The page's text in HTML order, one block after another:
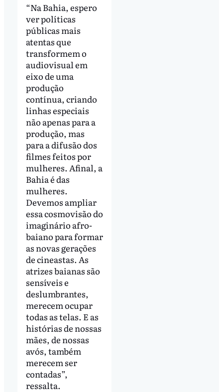
“Na Bahia, espero
ver políticas
públicas mais
atentas que
transformem o
audiovisual em
eixo de uma
produção
contínua, criando
linhas especiais
não apenas para a
produção, mas
para a difusão dos
filmes feitos por
mulheres. Afinal, a
Bahia é das
mulheres.
Devemos ampliar
essa cosmovisão do
imaginário afro-
baiano para formar
as novas gerações
de cineastas. As
atrizes baianas são
sensíveis e
deslumbrantes,
merecem ocupar
todas as telas. E as
histórias de nossas
mães, de nossas
avós, também
merecem ser
contadas”,
ressalta.